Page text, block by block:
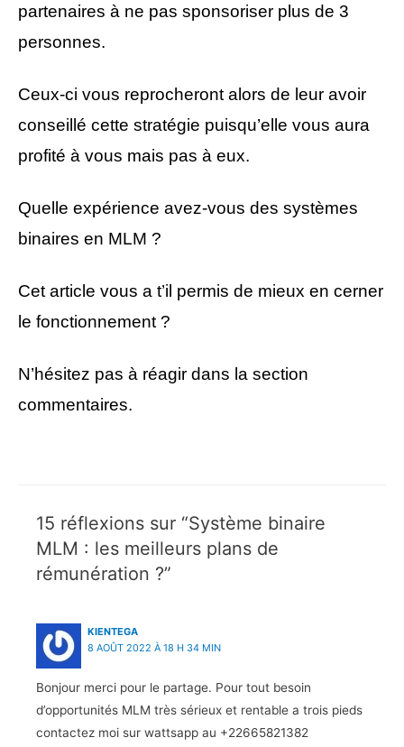
partenaires à ne pas sponsoriser plus de 3
personnes.
Ceux-ci vous reprocheront alors de leur avoir
conseillé cette stratégie puisqu’elle vous aura
profité à vous mais pas à eux.
Quelle expérience avez-vous des systèmes
binaires en MLM ?
Cet article vous a t’il permis de mieux en cerner
le fonctionnement ?
N’hésitez pas à réagir dans la section
commentaires.
15 réflexions sur “Système binaire
MLM : les meilleurs plans de
rémunération ?”
KIENTEGA
8 AOÛT 2022 À 18 H 34 MIN
Bonjour merci pour le partage. Pour tout besoin
d’opportunités MLM très sérieux et rentable a trois pieds
contactez moi sur wattsapp au +22665821382